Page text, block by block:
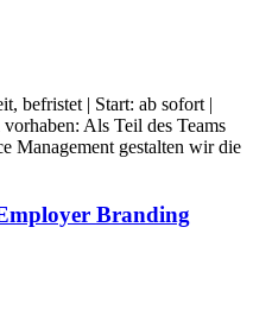
befristet | Start: ab sofort |
Als Teil des Teams
Management gestalten wir die
Branding